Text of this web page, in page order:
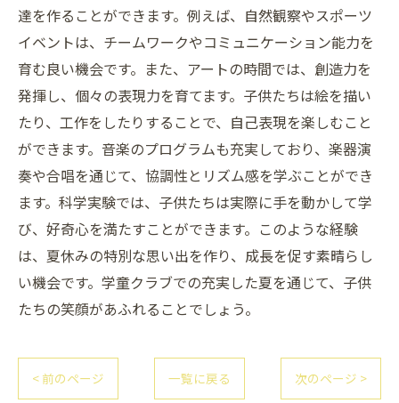
達を作ることができます。例えば、自然観察やスポーツ
イベントは、チームワークやコミュニケーション能力を
育む良い機会です。また、アートの時間では、創造力を
発揮し、個々の表現力を育てます。子供たちは絵を描い
たり、工作をしたりすることで、自己表現を楽しむこと
ができます。音楽のプログラムも充実しており、楽器演
奏や合唱を通じて、協調性とリズム感を学ぶことができ
ます。科学実験では、子供たちは実際に手を動かして学
び、好奇心を満たすことができます。このような経験
は、夏休みの特別な思い出を作り、成長を促す素晴らし
い機会です。学童クラブでの充実した夏を通じて、子供
たちの笑顔があふれることでしょう。
< 前のページ 一覧に戻る 次のページ >